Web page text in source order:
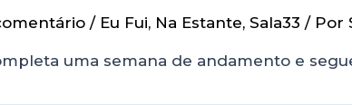
/ Eu Fui, Na Estante, Sala33 / Por
uma semana de andamento e